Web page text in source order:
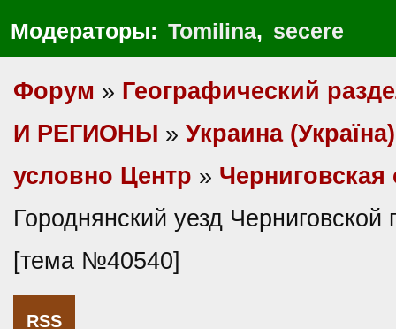
Модераторы: Tomilina, secere
Форум » Географический
И РЕГИОНЫ » Украина (Україна)
условно Центр » Черниговская
Городнянский уезд Черниговской
[тема №40540]
RSS